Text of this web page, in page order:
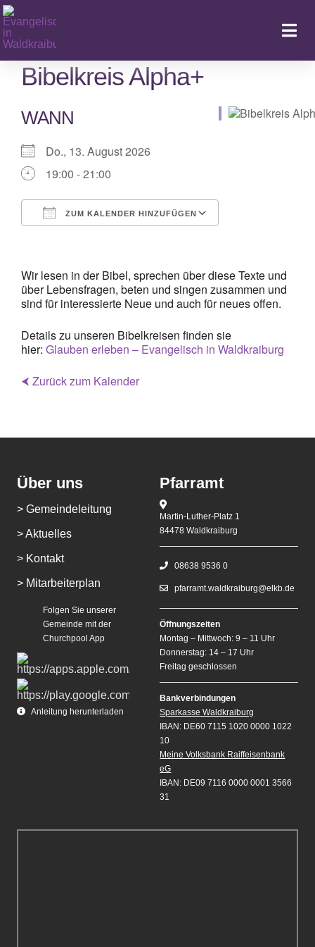
Zum
Inhalt
springen
Bibelkreis Alpha+
WANN
Do., 13. August 2026
19:00 - 21:00
ZUM KALENDER HINZUFÜGEN
Wir lesen in der Bibel, sprechen über diese Texte und
über Lebensfragen, beten und singen zusammen und
sind für interessierte Neue und auch für neues offen.
Details zu unseren Bibelkreisen finden sie
hier: Glauben erleben – Evangelisch in Waldkraiburg
⮜ Zurück zum Kalender
Über uns
> Gemeindeleitung
> Aktuelles
> Kontakt
> Mitarbeiterplan
Folgen Sie unserer
Gemeinde mit der
Churchpool App
Anleitung herunterladen
Pfarramt
Martin-Luther-Platz 1
84478 Waldkraiburg
08638 9536 0
pfarramt.waldkraiburg@elkb.de
Öffnungszeiten
Montag – Mittwoch: 9 – 11 Uhr
Donnerstag: 14 – 17 Uhr
Freitag geschlossen
Bankverbindungen
Sparkasse Waldkraiburg
IBAN: DE60 7115 1020 0000 1022
10
Meine Volksbank Raiffeisenbank
eG
IBAN: DE09 7116 0000 0001 3566
31